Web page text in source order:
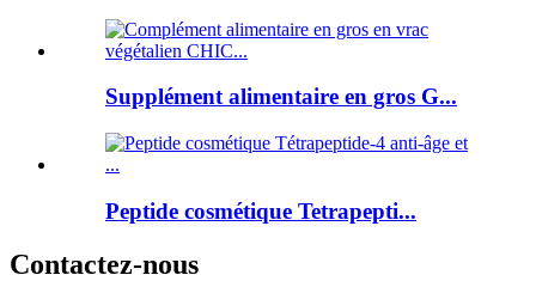
Supplément alimentaire en gros G...
Peptide cosmétique Tetrapepti...
Contactez-nous